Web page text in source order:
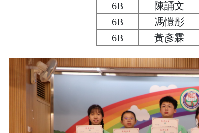
6B
陳誦文
6B
馮愷彤
6B
黃彥霖